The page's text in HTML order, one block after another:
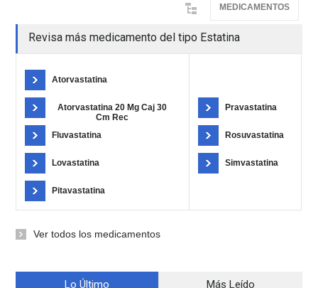
MEDICAMENTOS
Revisa más medicamento del tipo Estatina
Atorvastatina
Atorvastatina 20 Mg Caj 30
Cm Rec
Fluvastatina
Lovastatina
Pitavastatina
Pravastatina
Rosuvastatina
Simvastatina
Ver todos los medicamentos
Lo Último Más Leído